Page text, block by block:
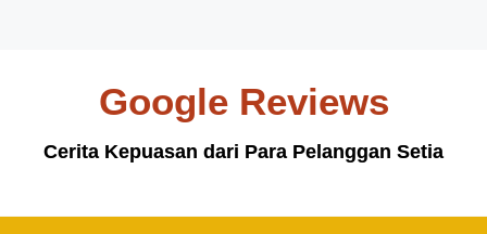
Google Reviews
Cerita Kepuasan dari Para Pelanggan Setia